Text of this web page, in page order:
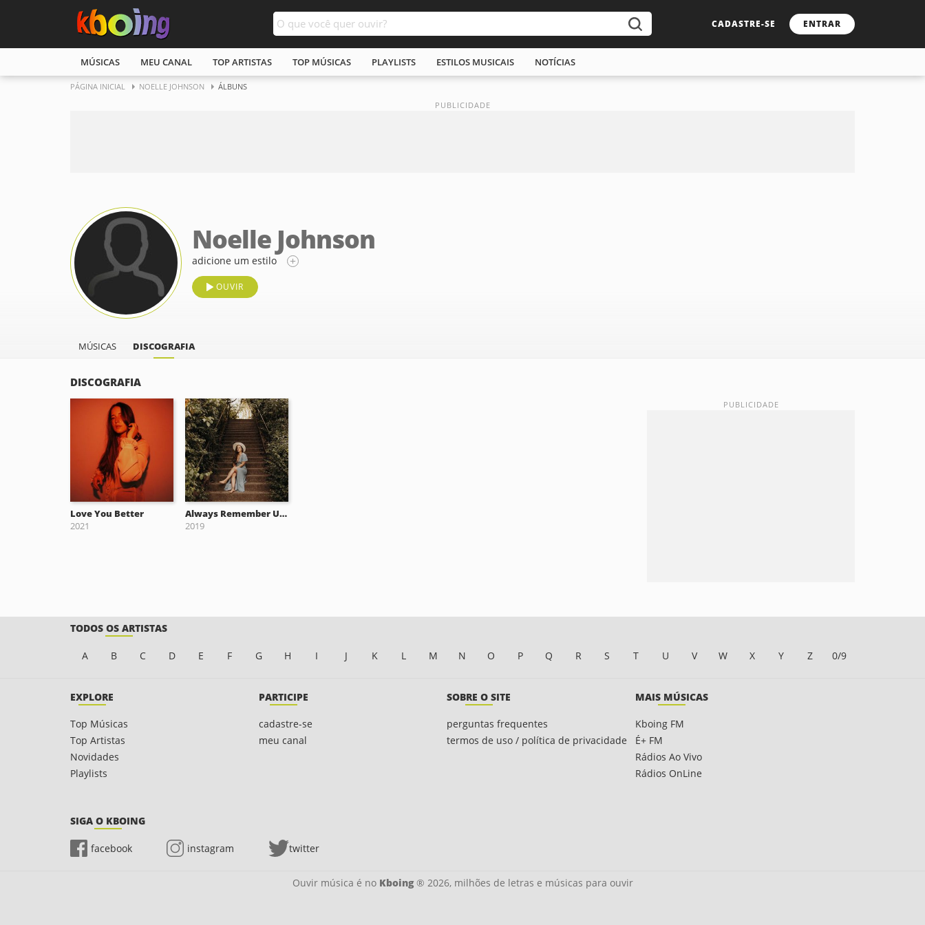
CADASTRE-SE ENTRAR
MÚSICAS MEU CANAL TOP ARTISTAS TOP MÚSICAS PLAYLISTS ESTILOS MUSICAIS NOTÍCIAS
PÁGINA INICIAL NOELLE JOHNSON ÁLBUNS
Noelle Johnson
adicione um estilo
OUVIR
MÚSICAS DISCOGRAFIA
DISCOGRAFIA
Love You Better
2021
Always Remember Us This Way
2019
TODOS OS ARTISTAS
A B C D E F G H I J K L M N O P Q R S T U V W X Y Z 0/9
EXPLORE
Top Músicas
Top Artistas
Novidades
Playlists
PARTICIPE
cadastre-se
meu canal
SOBRE O SITE
perguntas frequentes
termos de uso / política de privacidade
MAIS MÚSICAS
Kboing FM
É+ FM
Rádios Ao Vivo
Rádios OnLine
SIGA O KBOING
facebook instagram twitter
Ouvir música é no Kboing® 2026, milhões de letras e músicas para ouvir